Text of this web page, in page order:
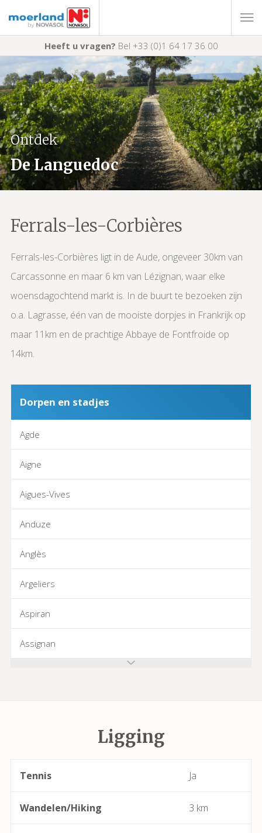
Heeft u vragen? Bel +33 (0)1 64 17 36 00
Ontdek
De Languedoc
Ferrals-les-Corbières
Ferrals-les-Corbières ligt in de Aude, ongeveer 30km van
Carcassonne en maar 6 km van Lézignan, waar elke
woensdagochtend markt is. In de buurt te bezoeken zijn
o.a. Lagrasse, één van de mooiste dorpjes in Frankrijk op
maar 11km en de prachtige Abbaye de Fontfroide op
14km.
Dorpen en stadjes
Agde
Aigne
Aigues-Vives
Anduze
Anglès
Argeliers
Aspiran
Assignan
Ligging
Tennis Ja
Wandelen/Hiking 3 km